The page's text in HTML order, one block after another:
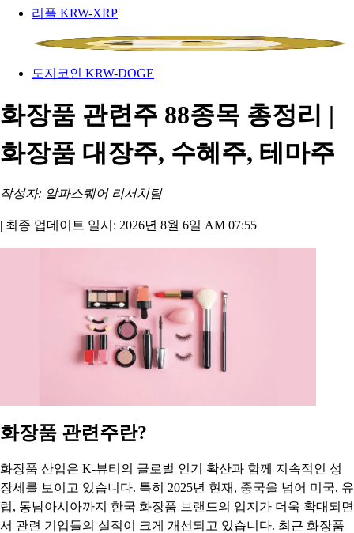
리플 KRW-XRP
도지코인 KRW-DOGE
화장품 관련주 88종목 총정리 |
화장품 대장주, 수혜주, 테마주
작성자: 알파스퀘어 리서치팀
| 최종 업데이트 일시: 2026년 8월 6일 AM 07:55
화장품 관련주란?
화장품 산업은 K-뷰티의 글로벌 인기 확산과 함께 지속적인 성
장세를 보이고 있습니다. 특히 2025년 현재, 중국을 넘어 미국, 유
럽, 동남아시아까지 한국 화장품 브랜드의 입지가 더욱 확대되면
서 관련 기업들의 실적이 크게 개선되고 있습니다. 최근 화장품